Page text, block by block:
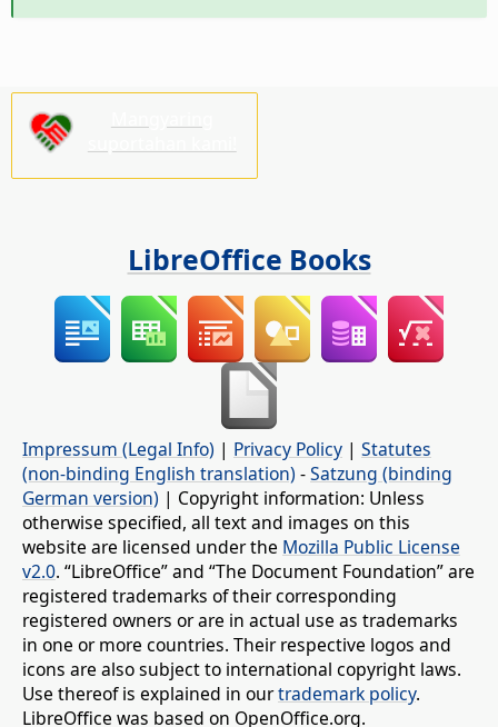
LibreOffice Books
Impressum (Legal Info) | Privacy Policy | Statutes
(non-binding English translation) -Satzung (binding
German version) | Copyright information: Unless
otherwise specified, all text and images on this
website are licensed under the Mozilla Public License
v2.0. “LibreOffice” and “The Document Foundation” are
registered trademarks of their corresponding
registered owners or are in actual use as trademarks
in one or more countries. Their respective logos and
icons are also subject to international copyright laws.
Use thereof is explained in ourtrademark policy.
LibreOffice was based on OpenOffice.org.